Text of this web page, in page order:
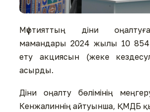
Мүфтияттың діни
мамандары 2024 жылы 10
ету акциясын (жеке
асырды.
Діни оңалту бөлімінің
Кенжалиннің айтуынша, ҚМДБ